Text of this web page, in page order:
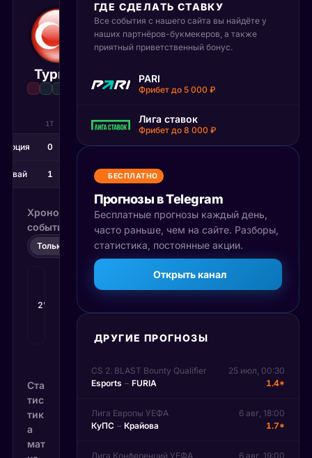
Турция
20 июня 2026
06:00 МСК
0:1
Матч завершён
1Т
Турция 0 0
1
Хронология
событий
Только счёт Все события
2'
Энсисо
Ста
тис
тик
а
мат
ГДЕ СДЕЛАТЬ СТАВКУ
Все события с нашего сайта вы найдёте у
наших партнёров-букмекеров, а также
приятный приветственный бонус.
PARI
Фрибет до 5 000 ₽
Лига ставок
Фрибет до 8 000 ₽
БЕСПЛАТНО
Прогнозы в Telegram
Бесплатные прогнозы каждый день,
часто раньше, чем на сайте. Разборы,
статистика, постоянные акции.
Открыть канал
ДРУГИЕ ПРОГНОЗЫ
CS 2. BLAST Bounty Qualifier
25 июл, 00:30
Esports – FURIA 1.4*
Лига Европы УЕФА
6 авг, 18:00
КуПС – Крайова 1.7*
Лига Конференций УЕФА
6 авг, 19:00